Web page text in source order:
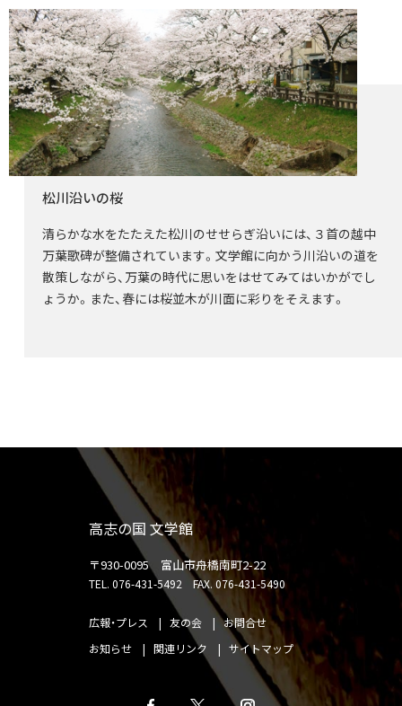
松川沿いの桜
清らかな水をたたえた松川のせせらぎ沿いには、３首の越中
万葉歌碑が整備されています。文学館に向かう川沿いの道を
散策しながら、万葉の時代に思いをはせてみてはいかがでし
ょうか。また、春には桜並木が川面に彩りをそえます。
高志の国 文学館
〒930-0095 富山市舟橋南町2-22
TEL. 076-431-5492 FAX. 076-431-5490
広報・プレス 友の会
お問合せ
お知らせ
関連リンク サイトマップ